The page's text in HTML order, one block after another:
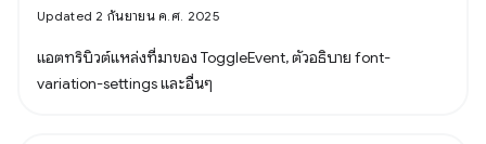
Updated 2 กันยายน ค.ศ. 2025
แอตทริบิวต์แหล่งที่มาของ ToggleEvent, ตัวอธิบาย font-
variation-settings และอื่นๆ